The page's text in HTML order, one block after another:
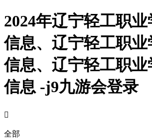
2024年辽宁轻工职
信息、辽宁轻工职
信息、辽宁轻工职业
信息 -j9九游会登录

全部